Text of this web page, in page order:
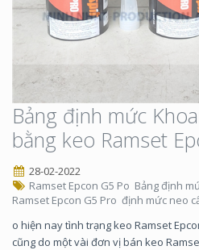
Bảng định mức
bằng keo Ramset
28-02-2022
Ramset Epcon G5 Po Bảng định
Ramset Epcon G5 Pro định mức neo
o hiện nay tình trạng keo Ramset
cũng do một vài đơn vị bán keo